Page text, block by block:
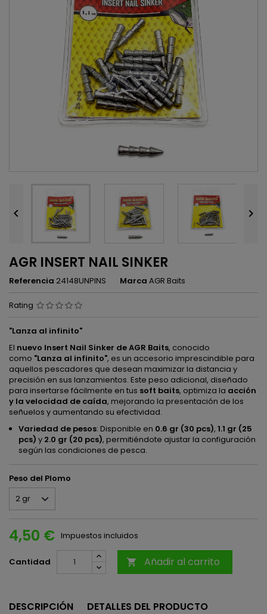
 
AGR INSERT NAIL SINKER
Referencia 24148UNPINS Marca AGR Baits
Rating
"Lanza al infinito"
El nuevo Insert Nail Sinker de AGR Baits, conocido
como "Lanza al infinito", es un accesorio imprescindible para
aquellos pescadores que desean maximizar la distancia y
precisión en sus lanzamientos. Este peso adicional, diseñado
para insertarse fácilmente en tus soft baits, optimiza la acción
y la velocidad de caída, mejorando la presentación de los
señuelos y aumentando su efectividad.
Variedad de pesos: Disponible en 0.6 gr (30 pcs), 1.1 gr (25
pcs) y 2.0 gr (20 pcs), permitiéndote ajustar la configuración
según las condiciones de pesca.
Peso del Plomo
4,50 € Impuestos incluidos
Cantidad  Añadir al carrito
DESCRIPCIÓN
DETALLES DEL PRODUCTO